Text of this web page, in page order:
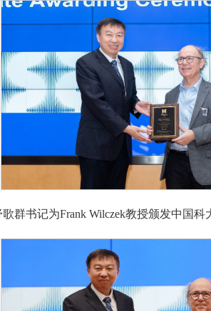
歌群书记为Frank Wilczek教授颁发中国科